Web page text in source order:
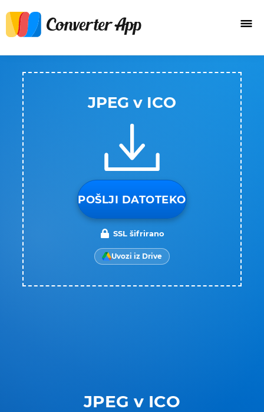
JPEG v ICO
JPEG v ICO
POŠLJI DATOTEKO
SSL šifrirano
Uvozi iz Drive